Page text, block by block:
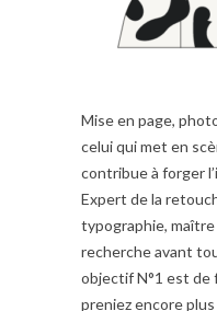
Mise en page,
celui qui met en
contribue à forger
Expert de la
typographie,
recherche avant
objectif N°1 est de
preniez encore